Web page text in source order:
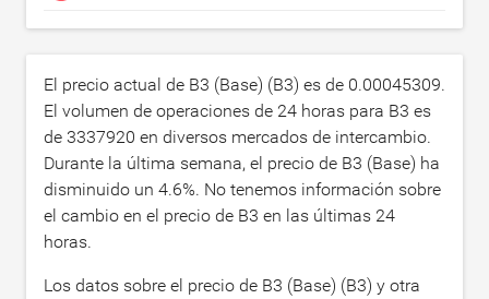
El precio actual de B3 (Base) (B3) es de 0.00045309.
El volumen de operaciones de 24 horas para B3 es
de 3337920 en diversos mercados de intercambio.
Durante la última semana, el precio de B3 (Base) ha
disminuido un 4.6%. No tenemos información sobre
el cambio en el precio de B3 en las últimas 24
horas.
Los datos sobre el precio de B3 (Base) (B3) y otra